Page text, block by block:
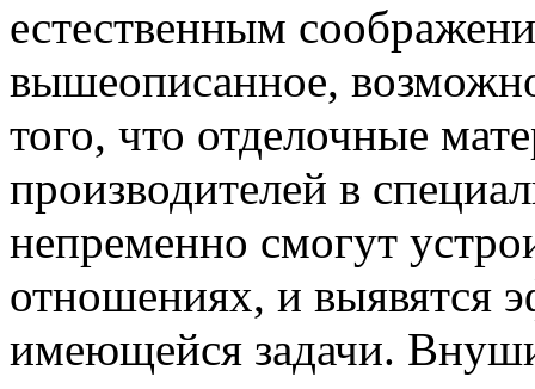
естественным
вышеописанное,
того, что отделочные
производителей в
непременно смогут
отношениях, и выявятся
имеющейся задачи.